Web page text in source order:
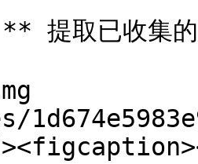
提取已收集的